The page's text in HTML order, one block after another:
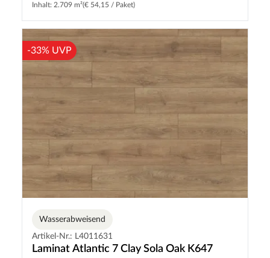
Inhalt: 2.709 m²(€ 54,15 / Paket)
-33% UVP
Wasserabweisend
Artikel-Nr.: L4011631
Laminat Atlantic 7 Clay Sola Oak K647